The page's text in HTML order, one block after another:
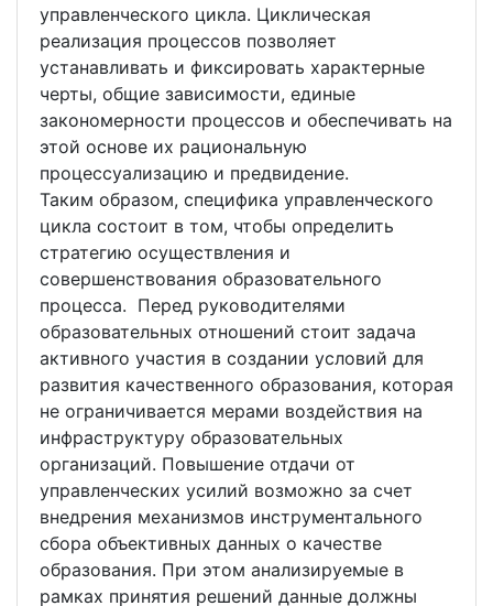
управленческого цикла. Циклическая
реализация процессов позволяет
устанавливать и фиксировать характерные
черты, общие зависимости, единые
закономерности процессов и обеспечивать на
этой основе их рациональную
процессуализацию и предвидение.
Таким образом, специфика управленческого
цикла состоит в том, чтобы определить
стратегию осуществления и
совершенствования образовательного
процесса. Перед руководителями
образовательных отношений стоит задача
активного участия в создании условий для
развития качественного образования, которая
не ограничивается мерами воздействия на
инфраструктуру образовательных
организаций. Повышение отдачи от
управленческих усилий возможно за счет
внедрения механизмов инструментального
сбора объективных данных о качестве
образования. При этом анализируемые в
рамках принятия решений данные должны